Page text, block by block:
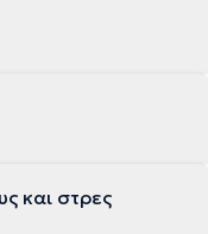
και στρες